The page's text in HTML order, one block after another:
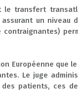
transfert
un
Européenne
Le juge
patients, ces